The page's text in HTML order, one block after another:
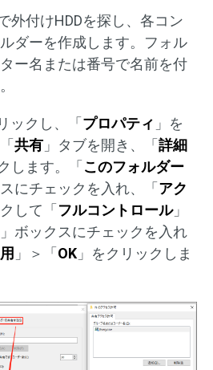
外付けHDDを探し、各コン
ダーを作成します。フォル
ー名または番号で名前を付
ックし、「 プロパティ 」を
共有 」タブを開き、「 詳細
します。「 このフォルダー
にチェックを入れ、「 アク
して「 フルコントロール」
」ボックスにチェックを入れ
」＞「 OK 」をクリックしま